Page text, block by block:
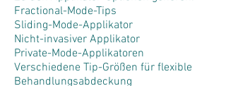
Fractional-Mode-Tips
Sliding-Mode-Applikator
Nicht-invasiver Applikator
Private-Mode-Applikatoren
Verschiedene Tip-Größen für flexible
Behandlungsabdeckung